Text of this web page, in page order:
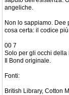
angeliche.
Non lo sappiamo. Dee
cosa certa: il codice
00 7
Solo per gli occhi della
Il Bond originale.
Fonti:
British Library, Cotton